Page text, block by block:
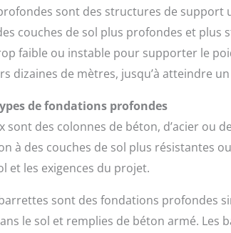
sont des structures de support
couches de sol plus profondes et plus
faible ou instable pour supporter le
dizaines de mètres, jusqu’à atteindre
de fondations profondes
sont des colonnes de béton, d’acier ou
à des couches de sol plus résistantes
et les exigences du projet.
sont des fondations profondes
le sol et remplies de béton armé.